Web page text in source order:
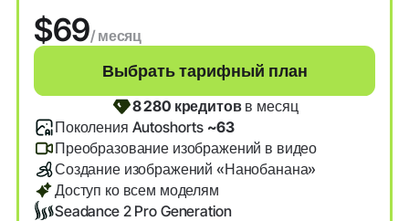
$69/ месяц
Выбрать тарифный план
8 280 кредитовв месяц
Поколения Autoshorts ~63
Преобразование изображений в видео
Создание изображений «Нанобанана»
Доступ ко всем моделям
Seadance 2 Pro Generation